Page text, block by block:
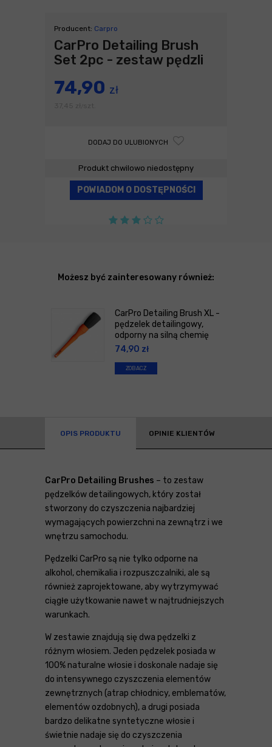
Producent: Carpro
CarPro Detailing Brush
Set 2pc - zestaw pędzli
74,90 zł
DODAJ DO ULUBIONYCH
Produkt chwilowo niedostępny
POWIADOM O DOSTĘPNOŚCI
Możesz być zainteresowany również:
CarPro Detailing Brush XL -
pędzelek detailingowy,
odporny na silną chemię
74,90 zł
ZOBACZ
OPIS PRODUKTU OPINIE KLIENTÓW
CarPro Detailing Brushes – to zestaw
pędzelków detailingowych, który został
stworzony do czyszczenia najbardziej
wymagających powierzchni na zewnątrz i we
wnętrzu samochodu.
Pędzelki CarPro są nie tylko odporne na
alkohol, chemikalia i rozpuszczalniki, ale są
również zaprojektowane, aby wytrzymywać
ciągłe użytkowanie nawet w najtrudniejszych
warunkach.
W zestawie znajdują się dwa pędzelki z
różnym włosiem. Jeden pędzelek posiada w
100% naturalne włosie i doskonale nadaje się
do intensywnego czyszczenia elementów
zewnętrznych (atrap chłodnicy, emblematów,
elementów ozdobnych), a drugi posiada
bardzo delikatne syntetyczne włosie i
świetnie nadaje się do czyszczenia